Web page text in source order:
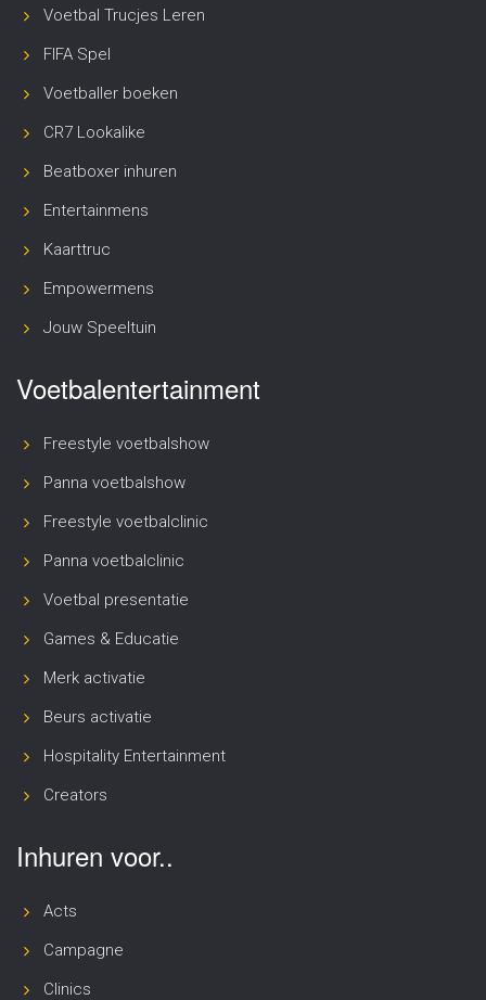
Voetbal Trucjes Leren
FIFA Spel
Voetballer boeken
CR7 Lookalike
Beatboxer inhuren
Entertainmens
Kaarttruc
Empowermens
Jouw Speeltuin
Voetbalentertainment
Freestyle voetbalshow
Panna voetbalshow
Freestyle voetbalclinic
Panna voetbalclinic
Voetbal presentatie
Games & Educatie
Merk activatie
Beurs activatie
Hospitality Entertainment
Creators
Inhuren voor..
Acts
Campagne
Clinics